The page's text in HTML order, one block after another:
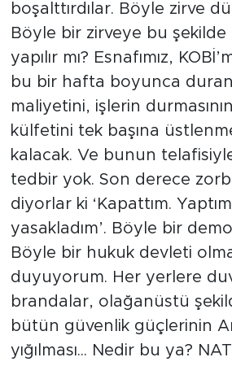
boşalttırdılar. Böyle zirve
Böyle bir zirveye bu şekilde
yapılır mı? Esnafımız,
bu bir hafta boyunca
maliyetini, işlerin
külfetini tek başına
kalacak. Ve bunun
tedbir yok. Son derece
diyorlar ki ‘Kapattım.
yasakladım’. Böyle bir
Böyle bir hukuk devleti
duyuyorum. Her yerlere
brandalar, olağanüstü
bütün güvenlik güçlerinin
yığılması... Nedir bu ya?